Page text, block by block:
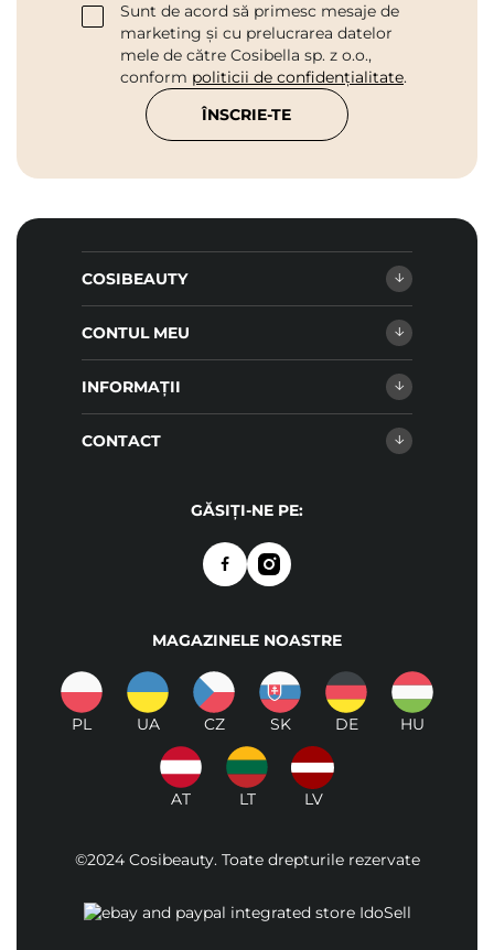
Sunt de acord să primesc mesaje de
marketing și cu prelucrarea datelor
mele de către Cosibella sp. z o.o.,
conform politicii de confidențialitate.
ÎNSCRIE-TE
COSIBEAUTY
CONTUL MEU
INFORMAȚII
CONTACT
GĂSIȚI-NE PE:
MAGAZINELE NOASTRE
PL UA CZ SK DE HU
AT LT LV
©2024 Cosibeauty. Toate drepturile rezervate